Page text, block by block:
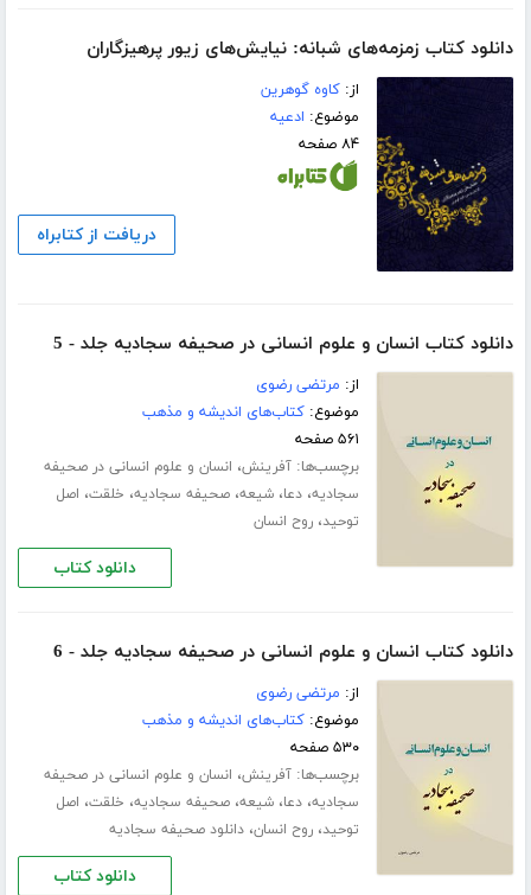
دانلود کتاب زمزمه‌های شبانه: نیایش‌های زیور پرهیزگاران
از:کاوه گوهرین
موضوع: ادعیه
۸۴ صفحه
دریافت از کتابراه
دانلود کتاب انسان و علوم انسانی در صحیفه سجادیه جلد - 5
از: مرتضی رضوی
موضوع:کتاب‌های اندیشه و مذهب
۵۶۱ صفحه
برچسب‌ها:آفرینش، انسان و علوم انسانی در صحیفه
سجادیه،دعا،شیعه،صحیفه سجادیه، خلقت، اصل
توحید،روح انسان
دانلود کتاب
دانلود کتاب انسان و علوم انسانی در صحیفه سجادیه جلد - 6
از: مرتضی رضوی
موضوع:کتاب‌های اندیشه و مذهب
۵۳۰ صفحه
برچسب‌ها:آفرینش، انسان و علوم انسانی در صحیفه
سجادیه،دعا،شیعه،صحیفه سجادیه، خلقت، اصل
توحید،روح انسان،دانلود صحیفه سجادیه
دانلود کتاب